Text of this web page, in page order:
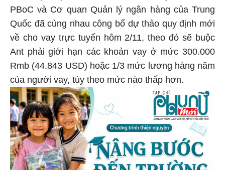
PBoC và Cơ quan Quản lý ngân hàng của Trung
Quốc đã cùng nhau công bố dự thảo quy định mới
về cho vay trực tuyến hôm 2/11, theo đó sẽ buộc
Ant phải giới hạn các khoản vay ở mức 300.000
Rmb (44.843 USD) hoặc 1/3 mức lương hàng năm
của người vay, tùy theo mức nào thấp hơn.